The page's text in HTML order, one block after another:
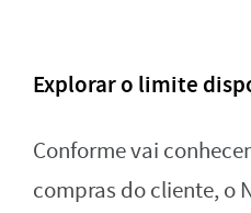
Explorar o limite
Conforme vai
compras do cliente, o